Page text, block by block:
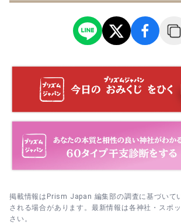
掲載情報はPrism Japan 編集部の調査に基づいて
される場合があります。最新情報は各神社・スポ
さい。